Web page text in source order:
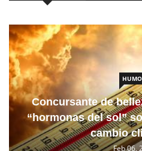
Concursante de
“hormonas del sol”
cambio
Feb 06,